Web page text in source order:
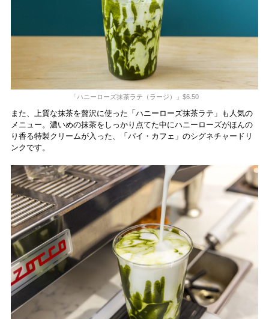
「ハニーローズ抹茶ラテ（ラージ）」$6.50
また、上質な抹茶を贅沢に使った「ハニーローズ抹茶ラテ」も人気の
メニュー。濃いめの抹茶をしっかり点てた中にハニーローズがほんの
り香る特製クリームが入った、「パイ・カフェ」のシグネチャードリ
ンクです。